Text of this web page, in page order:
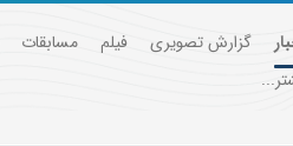
گزارش تصویری فیلم مسابقات